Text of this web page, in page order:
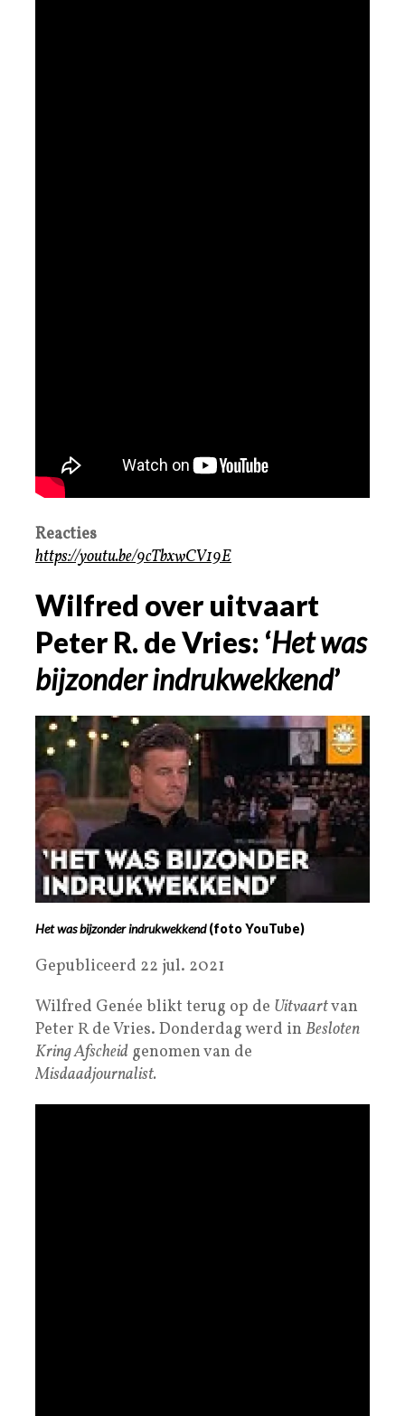
Reacties
https://youtu.be/9cTbxwCV19E
Wilfred over uitvaart
Peter R. de Vries: ‘Het was
bijzonder indrukwekkend’
Het was bijzonder indrukwekkend(foto YouTube)
Gepubliceerd 22 jul. 2021
Wilfred Genée blikt terug op de Uitvaartvan
Peter R de Vries. Donderdag werd in Besloten
Kring Afscheid genomen van de
Misdaadjournalist.